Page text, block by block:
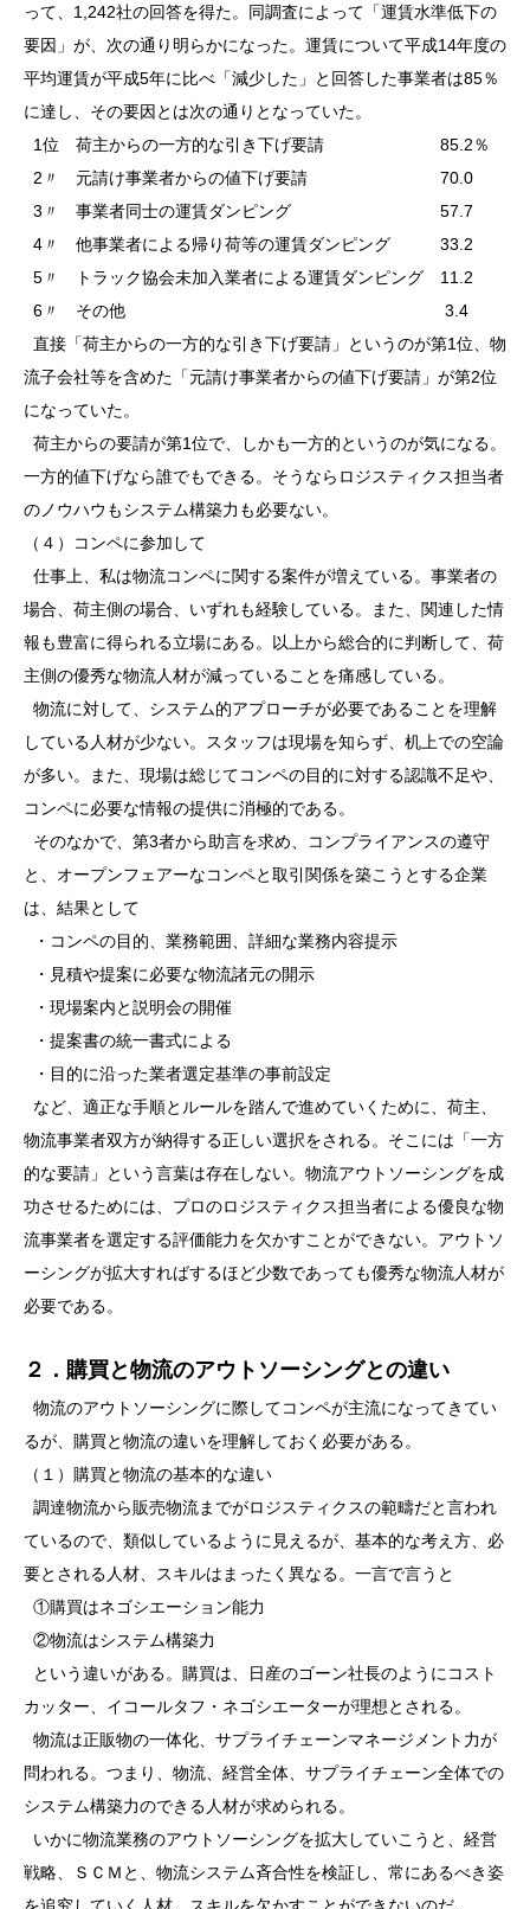
って、1,242社の回答を得た。同調査によって「運賃水準低下の
要因」が、次の通り明らかになった。運賃について平成14年度の
平均運賃が平成5年に比べ「減少した」と回答した事業者は85％
に達し、その要因とは次の通りとなっていた。
1位 荷主からの一方的な引き下げ要請 85.2％
2〃 元請け事業者からの値下げ要請 70.0
3〃 事業者同士の運賃ダンピング 57.7
4〃 他事業者による帰り荷等の運賃ダンピング 33.2
5〃 トラック協会未加入業者による運賃ダンピング 11.2
6〃 その他 3.4
直接「荷主からの一方的な引き下げ要請」というのが第1位、物
流子会社等を含めた「元請け事業者からの値下げ要請」が第2位
になっていた。
荷主からの要請が第1位で、しかも一方的というのが気になる。
一方的値下げなら誰でもできる。そうならロジスティクス担当者
のノウハウもシステム構築力も必要ない。
（４）コンペに参加して
仕事上、私は物流コンペに関する案件が増えている。事業者の
場合、荷主側の場合、いずれも経験している。また、関連した情
報も豊富に得られる立場にある。以上から総合的に判断して、荷
主側の優秀な物流人材が減っていることを痛感している。
物流に対して、システム的アプローチが必要であることを理解
している人材が少ない。スタッフは現場を知らず、机上での空論
が多い。また、現場は総じてコンペの目的に対する認識不足や、
コンペに必要な情報の提供に消極的である。
そのなかで、第3者から助言を求め、コンプライアンスの遵守
と、オープンフェアーなコンペと取引関係を築こうとする企業
は、結果として
・コンペの目的、業務範囲、詳細な業務内容提示
・見積や提案に必要な物流諸元の開示
・現場案内と説明会の開催
・提案書の統一書式による
・目的に沿った業者選定基準の事前設定
など、適正な手順とルールを踏んで進めていくために、荷主、
物流事業者双方が納得する正しい選択をされる。そこには「一方
的な要請」という言葉は存在しない。物流アウトソーシングを成
功させるためには、プロのロジスティクス担当者による優良な物
流事業者を選定する評価能力を欠かすことができない。アウトソ
ーシングが拡大すればするほど少数であっても優秀な物流人材が
必要である。
２．購買と物流のアウトソーシングとの違い
物流のアウトソーシングに際してコンペが主流になってきてい
るが、購買と物流の違いを理解しておく必要がある。
（１）購買と物流の基本的な違い
調達物流から販売物流までがロジスティクスの範疇だと言われ
ているので、類似しているように見えるが、基本的な考え方、必
要とされる人材、スキルはまったく異なる。一言で言うと
①購買はネゴシエーション能力
②物流はシステム構築力
という違いがある。購買は、日産のゴーン社長のようにコスト
カッター、イコールタフ・ネゴシエーターが理想とされる。
物流は正販物の一体化、サプライチェーンマネージメント力が
問われる。つまり、物流、経営全体、サプライチェーン全体での
システム構築力のできる人材が求められる。
いかに物流業務のアウトソーシングを拡大していこうと、経営
戦略、ＳＣＭと、物流システム斉合性を検証し、常にあるべき姿